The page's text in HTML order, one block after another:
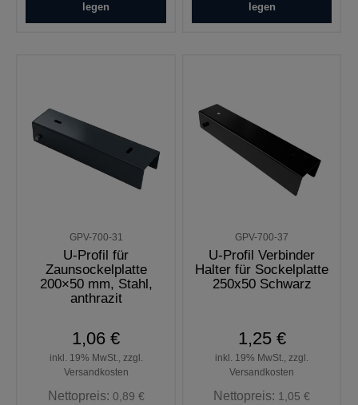
legen
legen
GPV-700-31
U-Profil für
Zaunsockelplatte
200×50 mm, Stahl,
anthrazit
1,06 €
inkl. 19% MwSt., zzgl.
Versandkosten
Nettopreis: 0,89 €
GPV-700-37
U-Profil Verbinder
Halter für Sockelplatte
250x50 Schwarz
1,25 €
inkl. 19% MwSt., zzgl.
Versandkosten
Nettopreis: 1,05 €